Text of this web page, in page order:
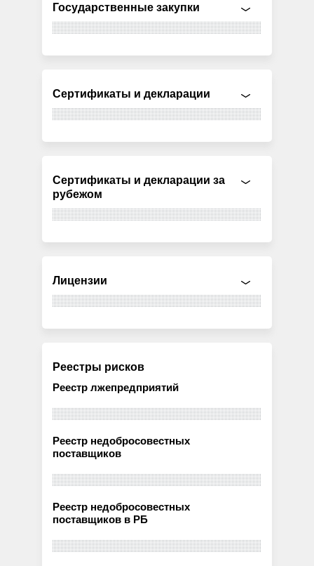
Государственные закупки
Сертификаты и декларации
Сертификаты и декларации за
рубежом
Лицензии
Реестры рисков
Реестр лжепредприятий
Реестр недобросовестных
поставщиков
Реестр недобросовестных
поставщиков в РБ